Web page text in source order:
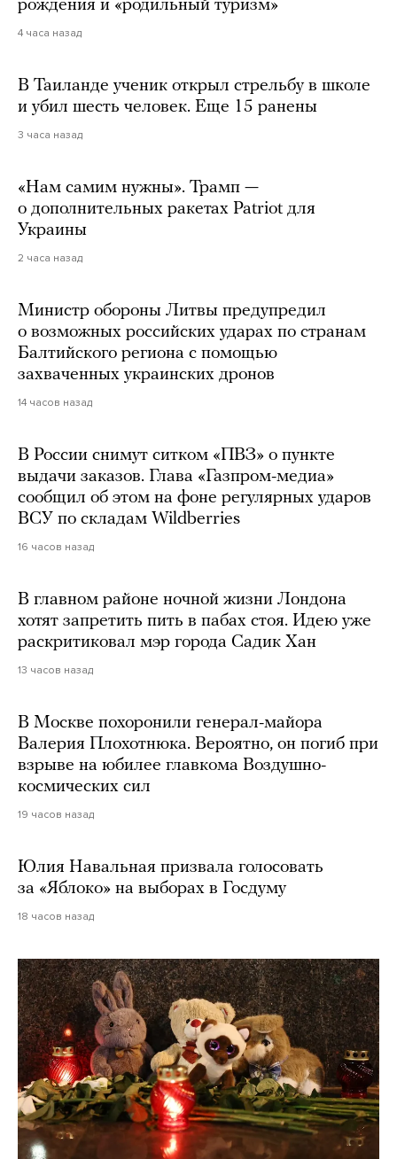
рождения и «родильный туризм»
4 часа назад
В Таиланде ученик открыл стрельбу в школе
и убил шесть человек. Еще 15 ранены
3 часа назад
«Нам самим нужны». Трамп —
о дополнительных ракетах Patriot для
Украины
2 часа назад
Министр обороны Литвы предупредил
о возможных российских ударах по странам
Балтийского региона с помощью
захваченных украинских дронов
14 часов назад
В России снимут ситком «ПВЗ» о пункте
выдачи заказов. Глава «Газпром-медиа»
сообщил об этом на фоне регулярных ударов
ВСУ по складам Wildberries
16 часов назад
В главном районе ночной жизни Лондона
хотят запретить пить в пабах стоя. Идею уже
раскритиковал мэр города Садик Хан
13 часов назад
В Москве похоронили генерал-майора
Валерия Плохотнюка. Вероятно, он погиб при
взрыве на юбилее главкома Воздушно-
космических сил
19 часов назад
Юлия Навальная призвала голосовать
за «Яблоко» на выборах в Госдуму
18 часов назад